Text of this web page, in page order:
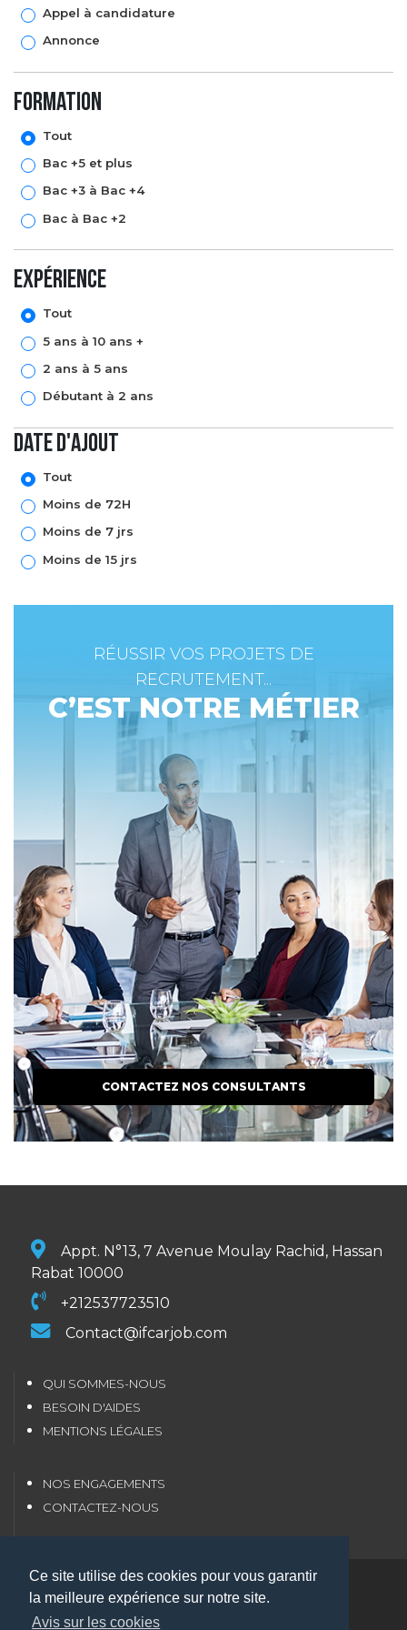
Ce site utilise des cookies pour vous garantir
la meilleure expérience sur notre site.
Avis sur les cookies
Appel à candidature
Annonce
formation
Tout
Bac +5 et plus
Bac +3 à Bac +4
Bac à Bac +2
expérience
Tout
5 ans à 10 ans +
2 ans à 5 ans
Débutant à 2 ans
Date d'ajout
Tout
Moins de 72H
Moins de 7 jrs
Moins de 15 jrs
RÉUSSIR VOS PROJETS DE
RECRUTEMENT...
C’EST NOTRE MÉTIER
CONTACTEZ NOS CONSULTANTS
Appt. N°13, 7 Avenue Moulay Rachid, Hassan
Rabat 10000
+212537723510
Contact@ifcarjob.com
QUI SOMMES-NOUS
BESOIN D'AIDES
MENTIONS LÉGALES
NOS ENGAGEMENTS
CONTACTEZ-NOUS
Copyright 2026 IFCARJOB.all rights reserved